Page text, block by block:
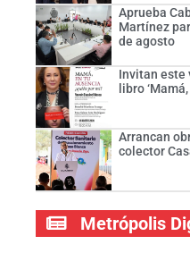
Aprueba
Martínez
de agosto
Invitan este
libro
Arrancan
colector
Metrópolis